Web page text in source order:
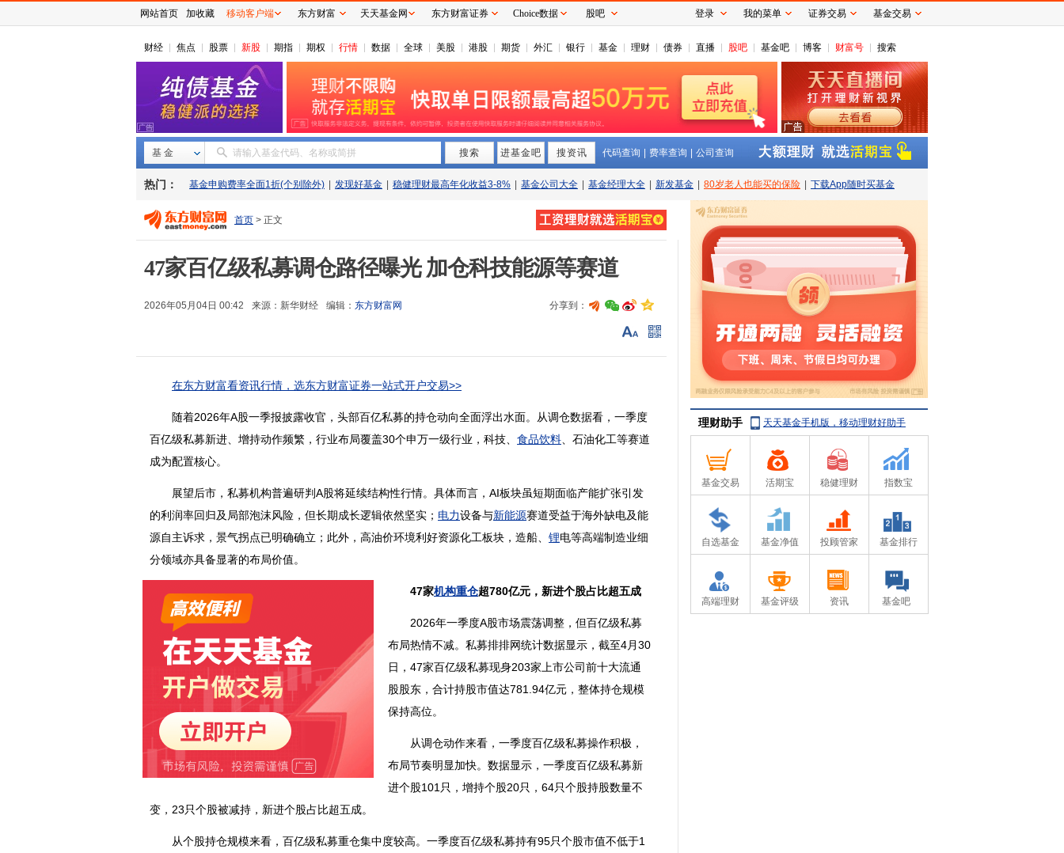
财经 焦点 股票 新股 期指 期权 行情 数据 全球 美股 港股 期货 外汇 银行 基金 理财 债券 直播 股吧 基金吧 博客 财富号 搜索
基 金 请输入基金代码、名称或简拼 搜索 进基金吧 搜资讯 代码查询 费率查询 公司查询
热门： 基金申购费率全面1折(个别除外) 发现好基金 稳健理财最高年化收益3-8% 基金公司大全 基金经理大全 新发基金 80岁老人也能买的保险 下载App随时买基金
首页 > 正文
47家百亿级私募调仓路径曝光 加仓科技能源等赛道
2026年05月04日 00:42 来源： 新华财经 编辑： 东方财富网 分享到：
在东方财富看资讯行情，选东方财富证券一站式开户交易>>
随着2026年A股一季报披露收官，头部百亿私募的持仓动向全面浮出水面。从调仓数据看，一季度
百亿级私募新进、增持动作频繁，行业布局覆盖30个申万一级行业，科技、 食品饮料 、石油化工等赛道
成为配置核心。
展望后市，私募机构普遍研判A股将延续结构性行情。具体而言，AI板块虽短期面临产能扩张引发
的利润率回归及局部泡沫风险，但长期成长逻辑依然坚实； 电力设备与新能源赛道受益于海外缺电及能
源自主诉求，景气拐点已明确确立；此外，高油价环境利好资源化工板块，造船、 锂电等高端制造业细
分领域亦具备显著的布局价值。
47家机构重仓超780亿元，新进个股占比超五成
2026年一季度A股市场震荡调整，但百亿级私募
布局热情不减。私募排排网统计数据显示，截至4月30
日，47家百亿级私募现身203家上市公司前十大流通
股股东，合计持股市值达781.94亿元，整体持仓规模
保持高位。
从调仓动作来看，一季度百亿级私募操作积极，
布局节奏明显加快。数据显示，一季度百亿级私募新
进个股101只，增持个股20只，64只个股持股数量不
变，23只个股被减持，新进个股占比超五成。
从个股持仓规模来看，百亿级私募重仓集中度较高。一季度百亿级私募持有95只个股市值不低于1
理财助手 天天基金手机版，移动理财好助手
基金交易 活期宝 稳健理财 指数宝
自选基金 基金净值 投顾管家 基金排行
高端理财 基金评级 资讯 基金吧
网站首页 加收藏 移动客户端 东方财富 天天基金网 东方财富证券 Choice数据 股吧 登录 我的菜单 证券交易 基金交易